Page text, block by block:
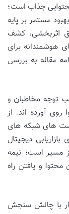
محتوایی جذاب است؛
مستمر بر پایه
اثربخشی، کشف
هوشمندانه برای
مقاله به بررسی
توجه مخاطبان و
روی آورده اند. از
های شبکه های
دیجیتال
مسیر است؛ نیمه
و یافتن راه
با چالش سنجش